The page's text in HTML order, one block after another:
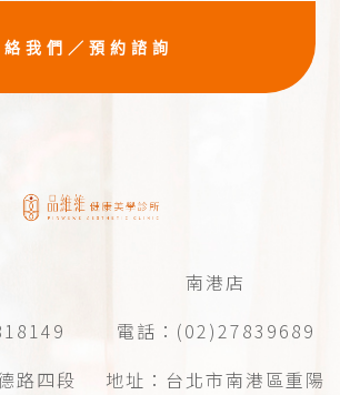
絡我們／預約諮詢
路四段
南港店
電話：(02)27839689
地址：台北市南港區重陽